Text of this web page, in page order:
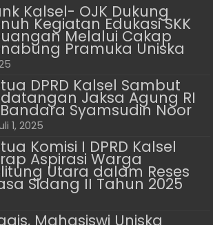
Kalsel- OJK Dukung
Kegiatan Edukasi SKK
Melalui Cakap
Pramuka Uniska
DPRD Kalsel Sambut
Jaksa Agung RI
Syamsudin Noor
1, 2025
Komisi I DPRD Kalsel
Aspirasi Warga
Utara dalam Reses
Sidang II Tahun 2025
Mahasiswi Uniska